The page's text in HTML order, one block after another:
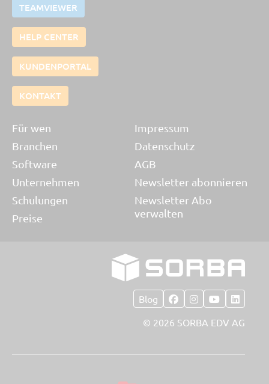
TEAMVIEWER
HELP CENTER
KUNDENPORTAL
KONTAKT
Für wen
Branchen
Software
Unternehmen
Schulungen
Preise
Impressum
Datenschutz
AGB
Newsletter abonnieren
Newsletter Abo
verwalten
Blog
© 2026 SORBA EDV AG